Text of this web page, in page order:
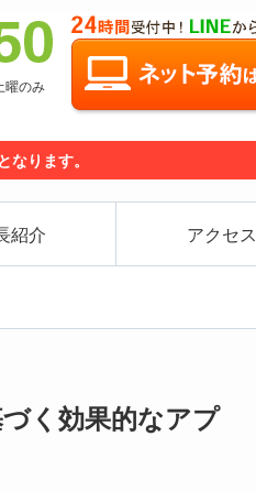
曜のみ
ります。
紹介 アクセス
く効果的なアプ